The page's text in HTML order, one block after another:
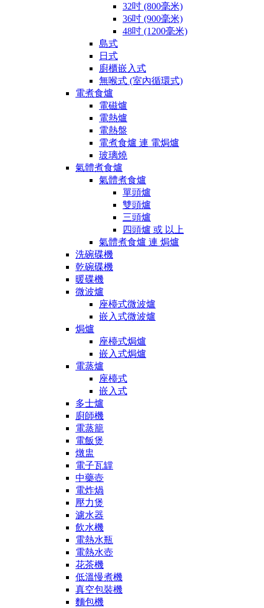
32吋 (800毫米)
36吋 (900毫米)
48吋 (1200毫米)
島式
日式
廚櫃嵌入式
無喉式 (室內循環式)
電煮食爐
電磁爐
電熱爐
電熱盤
電煮食爐 連 電焗爐
玻璃燒
氣體煮食爐
氣體煮食爐
單頭爐
雙頭爐
三頭爐
四頭爐 或 以上
氣體煮食爐 連 焗爐
洗碗碟機
乾碗碟機
暖碟機
微波爐
座檯式微波爐
嵌入式微波爐
焗爐
座檯式焗爐
嵌入式焗爐
電蒸爐
座檯式
嵌入式
多士爐
廚師機
電蒸籠
電飯煲
燉盅
電子瓦罉
中藥壺
電炸煱
壓力煲
濾水器
飲水機
電熱水瓶
電熱水壺
花茶機
低溫慢煮機
真空包裝機
麵包機